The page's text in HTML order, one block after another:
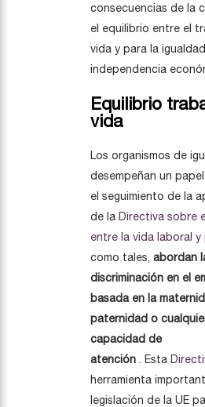
consecuencias de la
el equilibrio entre el
vida y para la
independencia
Equilibrio
vida
Los organismos de
desempeñan un
el seguimiento de la
de la Directiva sobre
entre la vida laboral y
como tales, abordan
discriminación en el
basada en la
paternidad o
capacidad de
atención . Esta
herramienta
legislación de la UE